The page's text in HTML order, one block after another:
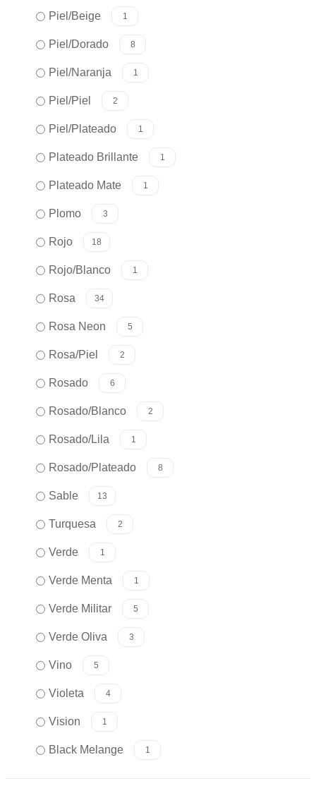
Piel/Beige 1
Piel/Dorado 8
Piel/Naranja 1
Piel/Piel 2
Piel/Plateado 1
Plateado Brillante 1
Plateado Mate 1
Plomo 3
Rojo 18
Rojo/Blanco 1
Rosa 34
Rosa Neon 5
Rosa/Piel 2
Rosado 6
Rosado/Blanco 2
Rosado/Lila 1
Rosado/Plateado 8
Sable 13
Turquesa 2
Verde 1
Verde Menta 1
Verde Militar 5
Verde Oliva 3
Vino 5
Violeta 4
Vision 1
Black Melange 1